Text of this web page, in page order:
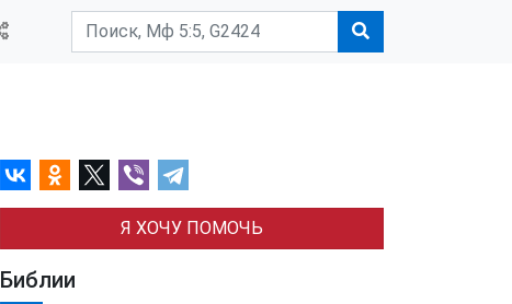
Я ХОЧУ ПОМОЧЬ
Библии